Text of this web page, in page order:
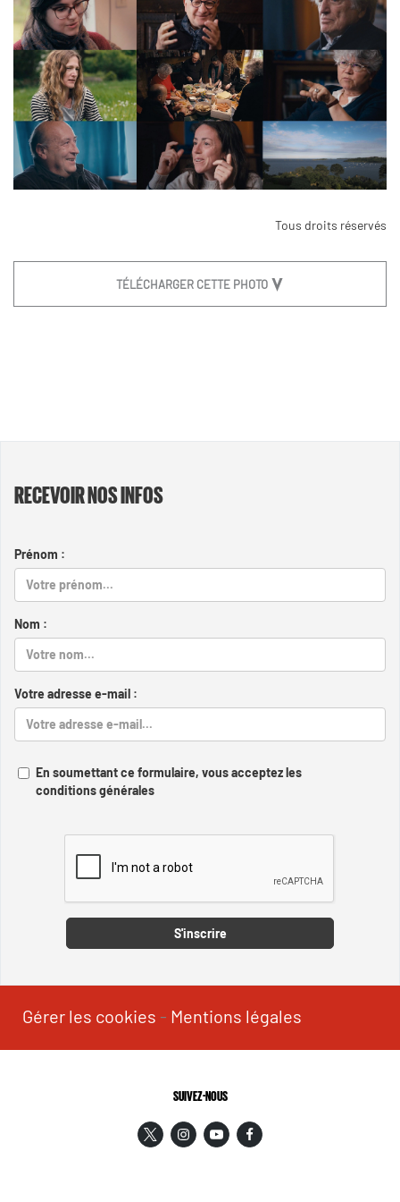
Tous droits réservés
TÉLÉCHARGER CETTE PHOTO
RECEVOIR NOS INFOS
Prénom :
Nom :
Votre adresse e-mail :
En soumettant ce formulaire, vous acceptez les
conditions générales
S'inscrire
Gérer les cookies - Mentions légales
SUIVEZ-NOUS